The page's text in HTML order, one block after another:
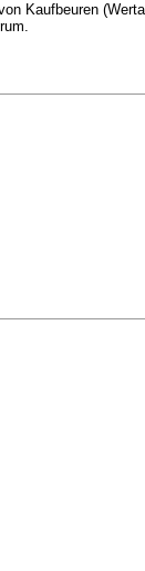
Kaufbeuren